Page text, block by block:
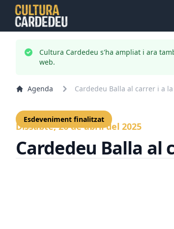
Cultura Cardedeu s'ha ampliat i ara
web.
Agenda Cardedeu Balla al carrer i a
Esdeveniment finalitzat
Dissabte, 26 de abril del 2025
Cardedeu Balla al